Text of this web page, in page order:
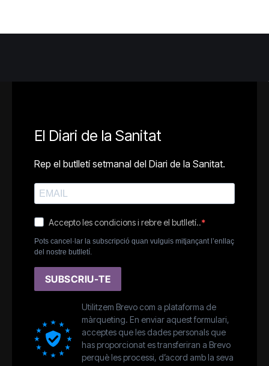
El Diari de la Sanitat
Rep el butlletí setmanal del Diari de la Sanitat.
Accepto les condicions i rebre el butlletí..
Pots cancel·lar la subscripció quan vulguis mitjançant l’enllaç
del nostre butlletí.
SUBSCRIU-TE
Utilitzem Brevo com a plataforma de
màrqueting. En enviar aquest formulari,
acceptes que les dades personals que
has proporcionat es transferiran a Brevo
perquè les processi, d’acord amb la seva